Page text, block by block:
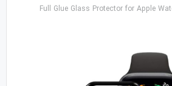
Full Glue Glass Protector for Apple